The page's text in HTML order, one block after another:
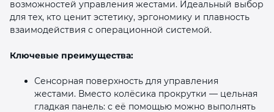
возможностей управления жестами. Идеальный выбор
для тех, кто ценит эстетику, эргономику и плавность
взаимодействия с операционной системой.
Ключевые преимущества:
Сенсорная поверхность для управления
жестами. Вместо колёсика прокрутки — цельная
гладкая панель: с её помощью можно выполнять